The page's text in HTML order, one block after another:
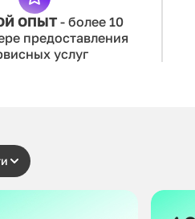
ОПЫТ - более 10
предоставления
услуг